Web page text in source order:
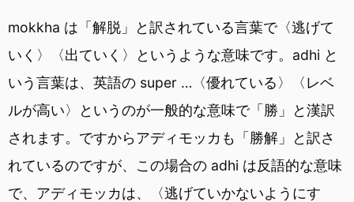
mokkha は「解脱」と訳されている言葉で〈逃げて
いく〉〈出ていく〉というような意味です。adhi と
いう言葉は、英語の super …〈優れている〉〈レベ
ルが高い〉というのが一般的な意味で「勝」と漢訳
されます。ですからアディモッカも「勝解」と訳さ
れているのですが、この場合の adhi は反語的な意味
で、アディモッカは、〈逃げていかないようにす